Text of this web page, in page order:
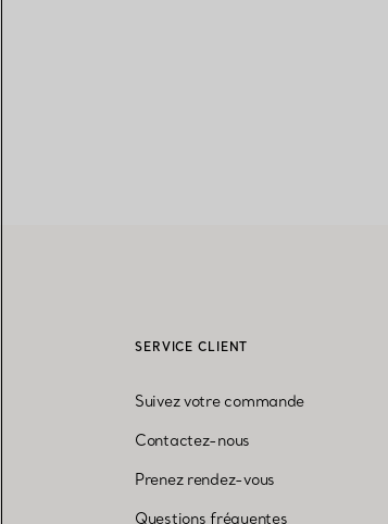
SERVICE CLIENT
Suivez votre commande
Contactez-nous
Prenez rendez-vous
Questions fréquentes